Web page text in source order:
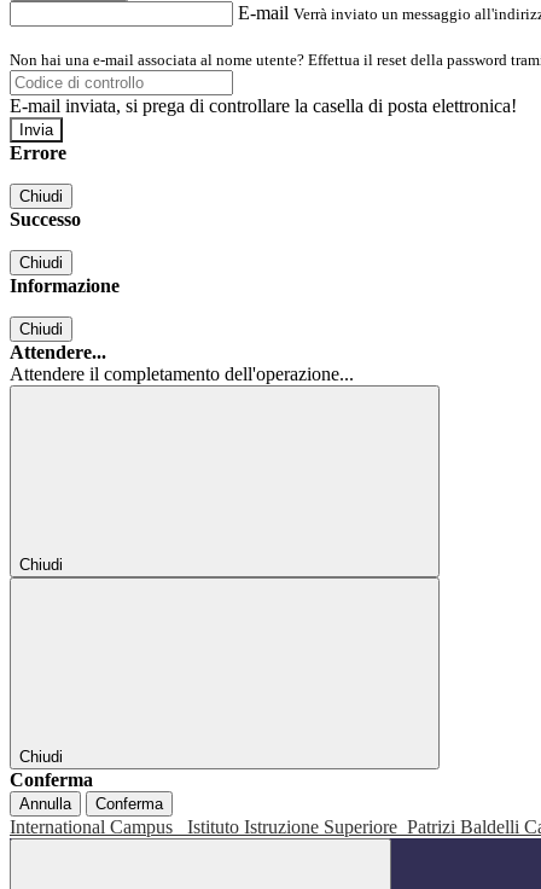
E-mail Verrà inviato un messaggio
Non hai una e-mail associata al nome utente? Effettua il reset della password
E-mail inviata, si prega di controllare la casella di posta elettronica!
Errore
Chiudi
Successo
Chiudi
Informazione
Chiudi
Attendere...
Attendere il completamento dell'operazione...
Chiudi
Chiudi
Conferma
Annulla Conferma
International Campus Istituto Istruzione Superiore Patrizi Baldelli